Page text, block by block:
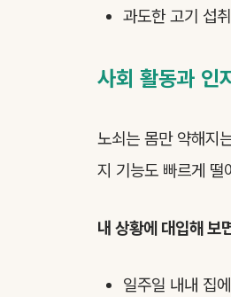
과도한 고기 섭
사회 활동과 인
노쇠는 몸만 약해지
지 기능도 빠르게 떨
내 상황에 대입해 보
일주일 내내 집